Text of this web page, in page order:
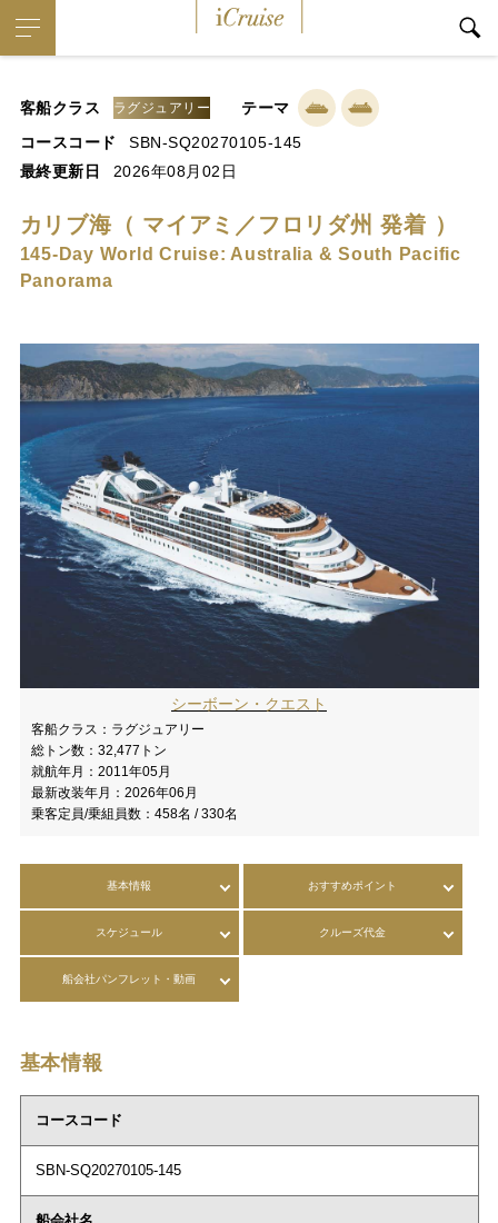
客船クラス ラグジュアリー
テーマ
コースコード
SBN-SQ20270105-145
最終更新日
2026年08月02日
カリブ海（ マイアミ／フロリダ州 発着 ）
145-Day World Cruise: Australia & South Pacific
Panorama
シーボーン・クエスト
客船クラス： ラグジュアリー
総トン数： 32,477トン
就航年月： 2011年05月
最新改装年月： 2026年06月
乗客定員/乗組員数： 458名 / 330名
基本情報 おすすめポイント
スケジュール クルーズ代金
船会社パンフレット・動画
基本情報
コースコード
SBN-SQ20270105-145